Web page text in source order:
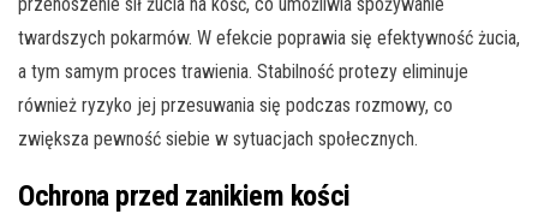
twardszych pokarmów. W efekcie poprawia się efektywność żucia,
a tym samym proces trawienia. Stabilność protezy eliminuje
również ryzyko jej przesuwania się podczas rozmowy, co
zwiększa pewność siebie w sytuacjach społecznych.
Ochrona przed zanikiem kości